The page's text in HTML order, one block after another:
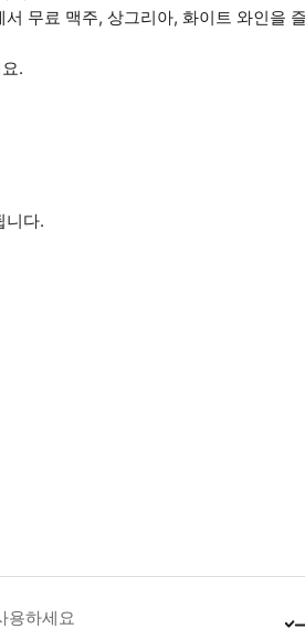
무료 맥주, 상그리아, 화이트 와인을
.
니다.
해양 조건이 심각한 경우 투어는 취소될 수
용하세요